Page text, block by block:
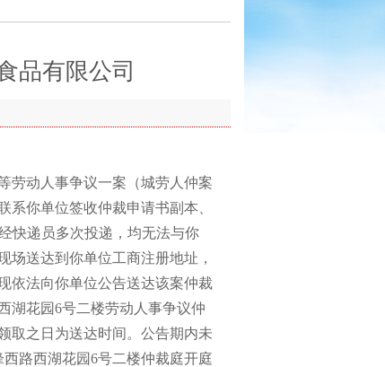
品有限公司
劳动人事争议一案（城劳人仲案
系你单位签收仲裁申请书副本、
快递员多次投递，均无法与你
送达到你单位工商注册地址，
依法向你单位公告送达该案仲裁
湖花园6号二楼劳动人事争议仲
取之日为送达时间。公告期内未
路西湖花园6号二楼仲裁庭开庭